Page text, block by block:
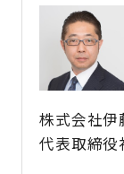
株式会社伊
代表取締役